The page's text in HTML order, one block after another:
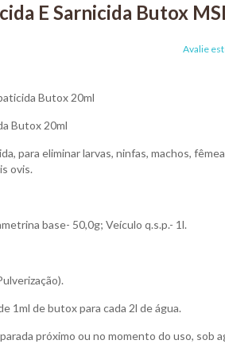
E Sarnicida Butox
Avalie
Butox 20ml
Butox 20ml
para eliminar larvas, ninfas, machos,
ovis.
base- 50,0g; Veículo q.s.p.- 1l.
1ml de butox para cada 2l de água.
próximo ou no momento do uso, sob